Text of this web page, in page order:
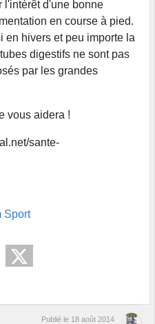
l'intérêt d'une bonne
en course à pied.
en hivers et peu importe la
digestifs ne sont pas
par les grandes
vous aidera !
sante-
Sport
Publié le 18 août 2014